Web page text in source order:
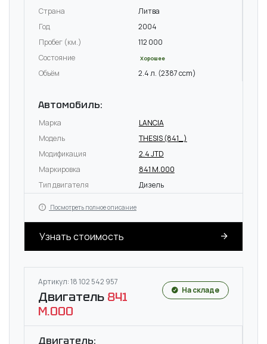
Страна
Литва
Год
2004
Пробег (км.)
112 000
Состояние
Хорошее
Объём 2.4 л. (2387 ccm)
Автомобиль:
Марка
LANCIA
Модель
THESIS (841_)
Модификация
2.4 JTD
Маркировка
841 M.000
Тип двигателя
Дизель
Посмотреть полное описание
Узнать стоимость
Артикул: 18 102 542 957
Двигатель 841
M.000
На складе
Двигатель: